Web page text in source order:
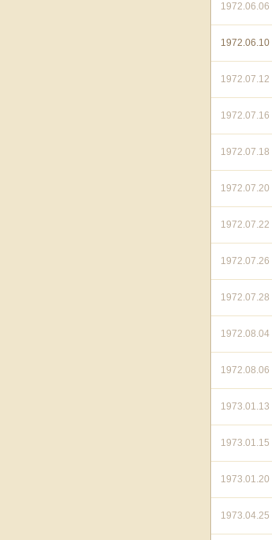
1972.06.06
1972.06.10
1972.07.12
1972.07.16
1972.07.18
1972.07.20
1972.07.22
1972.07.26
1972.07.28
1972.08.04
1972.08.06
1973.01.13
1973.01.15
1973.01.20
1973.04.25